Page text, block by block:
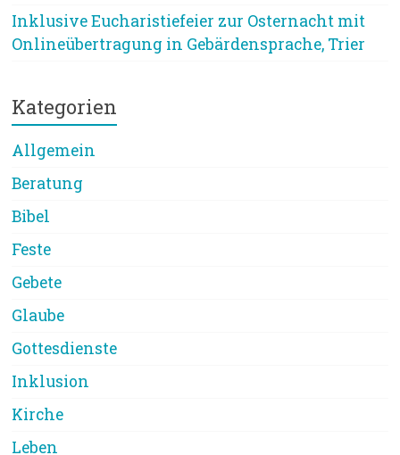
Inklusive Eucharistiefeier zur Osternacht mit
Onlineübertragung in Gebärdensprache, Trier
Kategorien
Allgemein
Beratung
Bibel
Feste
Gebete
Glaube
Gottesdienste
Inklusion
Kirche
Leben